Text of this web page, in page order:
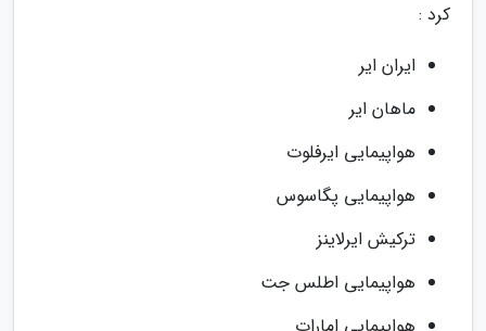
کرد :
ایران ایر
ماهان ایر
هواپیمایی ایرفلوت
هواپیمایی پگاسوس
ترکیش ایرلاینز
هواپیمایی اطلس جت